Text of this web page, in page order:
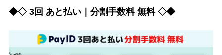
◆◇ 3回 あと払い｜分割手数料 無料 ◇◆